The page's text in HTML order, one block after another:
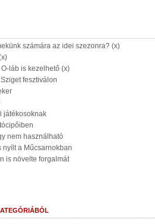
számára az idei szezonra? (x)
láb is kezelhető (x)
fesztiválon
játékosoknak
nem használható
nyílt a Műcsarnokban
is növelte forgalmát